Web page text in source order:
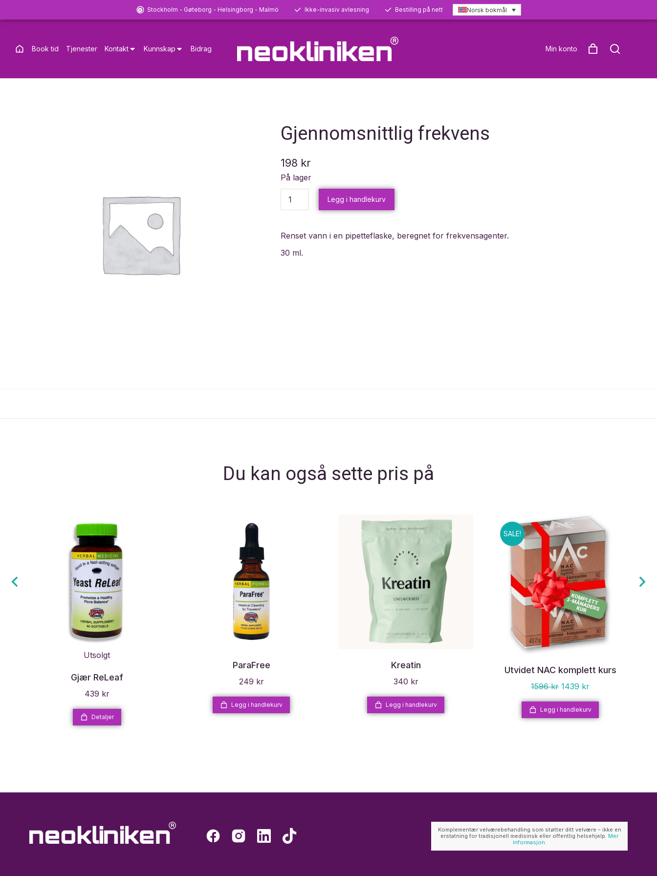
Stockholm - Gøteborg - Helsingborg - Malmö Ikke-invasiv avlesning Bestilling på nett Norsk bokmål
Book tid Tjenester Kontakt Kunnskap Bidrag Min konto
Gjennomsnittlig frekvens
198 kr
På lager
Legg i handlekurv
Renset vann i en pipetteflaske, beregnet for frekvensagenter.
30 ml.
Du kan også sette pris på
Utsolgt
Gjær ReLeaf
439 kr
Detaljer
ParaFree
249 kr
Legg i handlekurv
Kreatin
340 kr
Legg i handlekurv
SALE!
Utvidet NAC komplett kurs
1596kr 1439 kr
Legg i handlekurv
Komplementær velværebehandling som støtter ditt velvære – ikke en
erstatning for tradisjonell medisinsk eller offentlig helsehjelp. Mer
informasjon.